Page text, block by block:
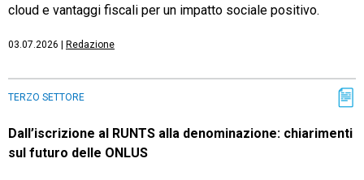
cloud e vantaggi fiscali per un impatto sociale positivo.
03.07.2026 Redazione
TERZO SETTORE
Dall’iscrizione al RUNTS alla denominazione: chiarimenti
sul futuro delle ONLUS